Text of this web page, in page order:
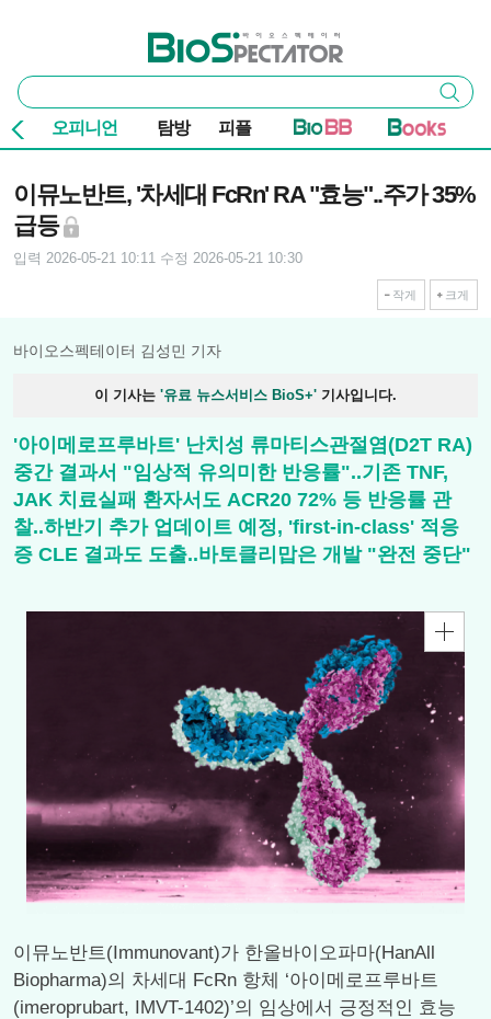
바이오스펙테이터
통
합
검
색
검색
오피니언 탐방 피플
이뮤노반트, '차세대 FcRn' RA "효능"..주가 35%
급등
입력 2026-05-21 10:11 수정 2026-05-21 10:30
작게 크게
바이오스펙테이터 김성민 기자
이 기사는 '유료 뉴스서비스 BioS+' 기사입니다.
'아이메로프루바트' 난치성 류마티스관절염(D2T RA)
중간 결과서 "임상적 유의미한 반응률"..기존 TNF,
JAK 치료실패 환자서도 ACR20 72% 등 반응률 관
찰..하반기 추가 업데이트 예정, 'first-in-class' 적응
증 CLE 결과도 도출..바토클리맙은 개발 "완전 중단"
이뮤노반트(Immunovant)가 한올바이오파마(HanAll
Biopharma)의 차세대 FcRn 항체 ‘아이메로프루바트
(imeroprubart, IMVT-1402)’의 임상에서 긍정적인 효능